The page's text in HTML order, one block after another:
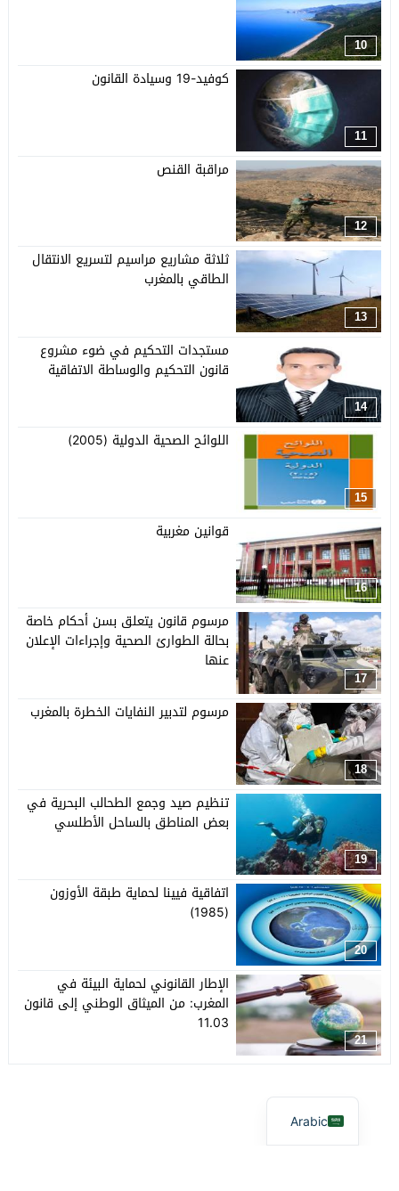
10
11
كوفيد-19 وسيادة القانون
12
مراقبة القنص
13
ثلاثة مشاريع مراسيم لتسريع الانتقال
الطاقي بالمغرب
14
مستجدات التحكيم في ضوء مشروع
قانون التحكيم والوساطة الاتفاقية
15
اللوائح الصحية الدولية (2005)
16
قوانين مغربية
17
مرسوم قانون يتعلق بسن أحكام خاصة
بحالة الطوارئ الصحية وإجراءات الإعلان
عنها
18
مرسوم لتدبير النفايات الخطرة بالمغرب
19
تنظيم صيد وجمع الطحالب البحرية في
بعض المناطق بالساحل الأطلسي
20
اتفاقية فيينا لحماية طبقة الأوزون
(1985)
21
الإطار القانوني لحماية البيئة في
المغرب: من الميثاق الوطني إلى قانون
11.03
Arabic